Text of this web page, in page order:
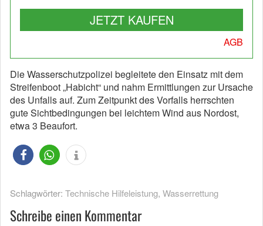
JETZT KAUFEN
AGB
Die Wasserschutzpolizei begleitete den Einsatz mit dem
Streifenboot „Habicht“ und nahm Ermittlungen zur Ursache
des Unfalls auf. Zum Zeitpunkt des Vorfalls herrschten
gute Sichtbedingungen bei leichtem Wind aus Nordost,
etwa 3 Beaufort.
Schlagwörter: Technische Hilfeleistung, Wasserrettung
Schreibe einen Kommentar